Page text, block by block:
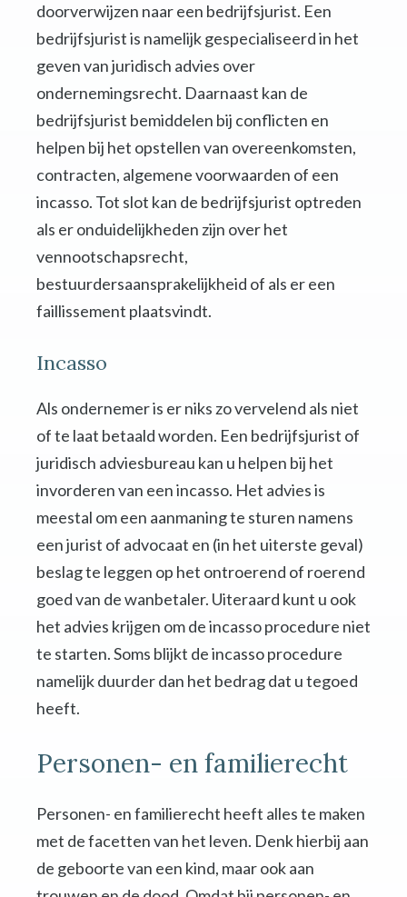
doorverwijzen naar een bedrijfsjurist. Een
bedrijfsjurist is namelijk gespecialiseerd in het
geven van juridisch advies over
ondernemingsrecht. Daarnaast kan de
bedrijfsjurist bemiddelen bij conflicten en
helpen bij het opstellen van overeenkomsten,
contracten, algemene voorwaarden of een
incasso. Tot slot kan de bedrijfsjurist optreden
als er onduidelijkheden zijn over het
vennootschapsrecht,
bestuurdersaansprakelijkheid of als er een
faillissement plaatsvindt.
Incasso
Als ondernemer is er niks zo vervelend als niet
of te laat betaald worden. Een bedrijfsjurist of
juridisch adviesbureau kan u helpen bij het
invorderen van een incasso. Het advies is
meestal om een aanmaning te sturen namens
een jurist of advocaat en (in het uiterste geval)
beslag te leggen op het ontroerend of roerend
goed van de wanbetaler. Uiteraard kunt u ook
het advies krijgen om de incasso procedure niet
te starten. Soms blijkt de incasso procedure
namelijk duurder dan het bedrag dat u tegoed
heeft.
Personen- en familierecht
Personen- en familierecht heeft alles te maken
met de facetten van het leven. Denk hierbij aan
de geboorte van een kind, maar ook aan